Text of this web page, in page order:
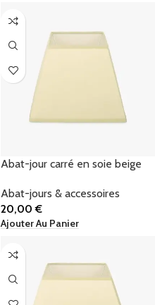
Abat-jour carré en soie beige
Abat-jours & accessoires
20,00€
Ajouter Au Panier